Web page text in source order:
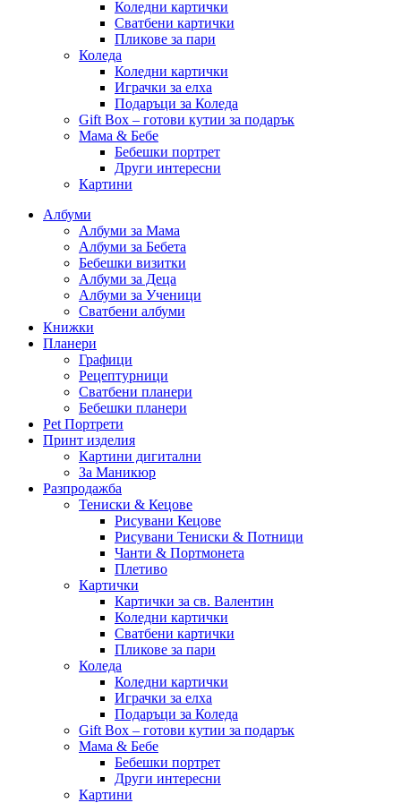
Коледни картички
Сватбени картички
Пликове за пари
Коледа
Коледни картички
Играчки за елха
Подаръци за Коледа
Gift Box – готови кутии за подарък
Мама & Бебе
Бебешки портрет
Други интересни
Картини
Албуми
Албуми за Мама
Албуми за Бебета
Бебешки визитки
Албуми за Деца
Албуми за Ученици
Сватбени албуми
Книжки
Планери
Графици
Рецептурници
Сватбени планери
Бебешки планери
Pet Портрети
Принт изделия
Картини дигитални
За Маникюр
Разпродажба
Тениски & Кецове
Рисувани Кецове
Рисувани Тениски & Потници
Чанти & Портмонета
Плетиво
Картички
Картички за св. Валентин
Коледни картички
Сватбени картички
Пликове за пари
Коледа
Коледни картички
Играчки за елха
Подаръци за Коледа
Gift Box – готови кутии за подарък
Мама & Бебе
Бебешки портрет
Други интересни
Картини